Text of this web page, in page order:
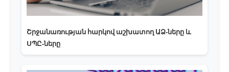
Շրջանառության հարկով աշխատող ԱՁ-ները և
ՍՊԸ-ները